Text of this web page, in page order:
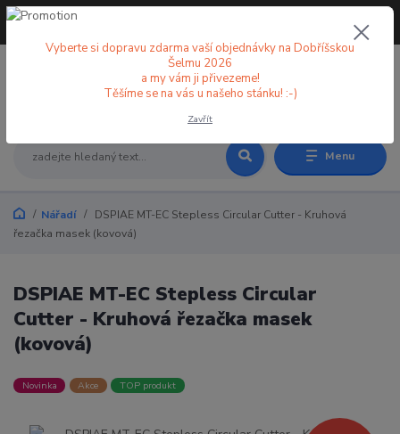
Menu
+420 773 998 582
Nářadí
DSPIAE MT-EC Stepless Circular Cutter - Kruhová
řezačka masek (kovová)
DSPIAE MT-EC Stepless Circular
Cutter - Kruhová řezačka masek
(kovová)
Novinka Akce TOP produkt
Vyberte si dopravu zdarma vaší objednávky na Dobříšskou
Šelmu 2026
a my vám ji přivezeme!
Těšíme se na vás u našeho stánku! :-)
Zavřít